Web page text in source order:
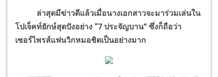
ล่าสุดมีข่าวดีแล้วเมื่อนางเอกสาวจะมาร่วมเล่นใน
โปเจ็คท์ยักษ์สุดปังอย่าง “7 ประจัญบาน” ซึ่งก็ถือว่า
เซอร์ไพรส์แฟนวิกหมอชิตเป็นอย่างมาก